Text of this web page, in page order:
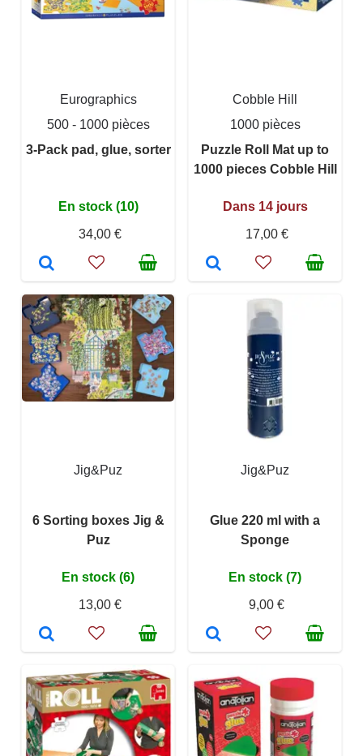
Eurographics
500 - 1000 pièces
3-Pack pad, glue, sorter
En stock (10)
34,00 €
Cobble Hill
1000 pièces
Puzzle Roll Mat up to
1000 pieces Cobble Hill
Dans 14 jours
17,00 €
Jig&Puz
6 Sorting boxes Jig &
Puz
En stock (6)
13,00 €
Jig&Puz
Glue 220 ml with a
Sponge
En stock (7)
9,00 €